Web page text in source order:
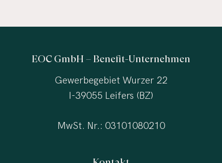
EOC GmbH – Benefit-Unternehmen
Gewerbegebiet Wurzer 22
I-39055 Leifers (BZ)
MwSt. Nr.: 03101080210